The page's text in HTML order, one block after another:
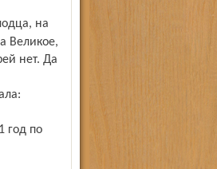
Великое,
нет. Да